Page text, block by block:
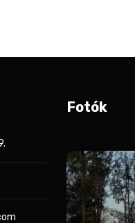
Fotók